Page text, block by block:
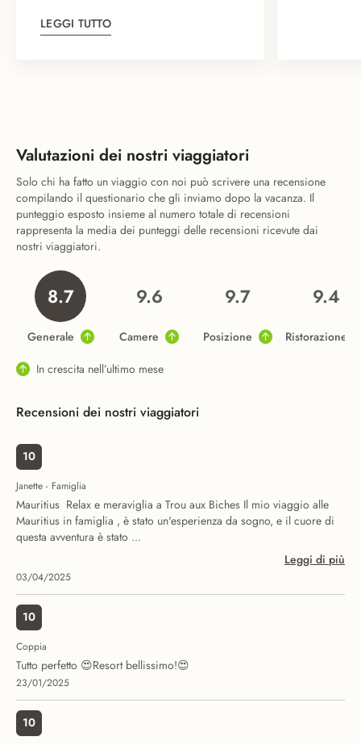
LEGGI TUTTO
Valutazioni dei nostri viaggiatori
Solo chi ha fatto un viaggio con noi può scrivere una recensione
compilando il questionario che gli inviamo dopo la vacanza. Il
punteggio esposto insieme al numero totale di recensioni
rappresenta la media dei punteggi delle recensioni ricevute dai
nostri viaggiatori.
8.7
Generale
9.6
Camere
9.7
Posizione
9.4
Ristorazione
In crescita nell’ultimo mese
Recensioni dei nostri viaggiatori
10
Janette - Famiglia
Mauritius  Relax e meraviglia a Trou aux Biches Il mio viaggio alle
Mauritius in famiglia , è stato un'esperienza da sogno, e il cuore di
questa avventura è stato ...
Leggi di più
03/04/2025
10
Coppia
Tutto perfetto 😍Resort bellissimo!😍
23/01/2025
10